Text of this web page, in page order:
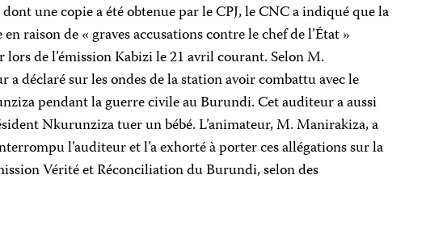
une copie a été obtenue par le CPJ, le CNC a indiqué que la
raison de « graves accusations contre le chef de l’État »
de l’émission Kabizi le 21 avril courant. Selon M.
déclaré sur les ondes de la station avoir combattu avec le
pendant la guerre civile au Burundi. Cet auditeur a aussi
Nkurunziza tuer un bébé. L’animateur, M. Manirakiza, a
l’auditeur et l’a exhorté à porter ces allégations sur la
Vérité et Réconciliation du Burundi, selon des